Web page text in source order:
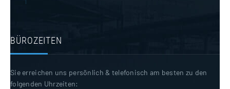
BÜROZEITEN
Sie erreichen uns persönlich & telefonisch am besten zu den
folgenden Uhrzeiten: